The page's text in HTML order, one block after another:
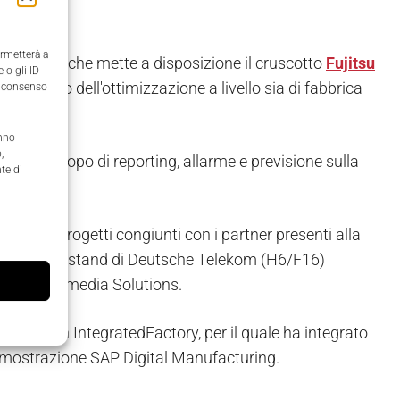
a
o gli ID
di
che mette a disposizione il cruscotto Fujitsu
dell'ottimizzazione a livello sia di fabbrica
a scopo di reporting, allarme e previsione sulla
diversi progetti congiunti con i partner presenti alla
lo stand di Deutsche Telekom (H6/F16)
Multimedia Solutions.
Open IntegratedFactory, per il quale ha integrato
SAP Digital Manufacturing.